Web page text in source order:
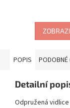
POPIS PODOBNÉ
Detailní
Odpružená vidlice